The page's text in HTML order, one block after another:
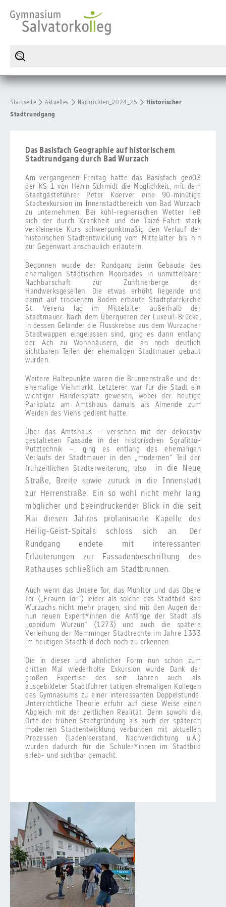
Startseite Aktuelles Nachrichten_2024_25
Historischer
Stadtrundgang
Das Basisfach Geographie auf historischem
Stadtrundgang durch Bad Wurzach
Am vergangenen Freitag hatte das Basisfach geo03
der KS 1 von Herrn Schmidt die Möglichkeit, mit dem
Stadtgästeführer Peter Koerver eine 90-minütige
Stadtexkursion im Innenstadtbereich von Bad Wurzach
zu unternehmen. Bei kühl-regnerischen Wetter ließ
sich der durch Krankheit und die Taizé-Fahrt stark
verkleinerte Kurs schwerpunktmäßig den Verlauf der
historischen Stadtentwicklung vom Mittelalter bis hin
zur Gegenwart anschaulich erläutern.
Begonnen wurde der Rundgang beim Gebäude des
ehemaligen Städtischen Moorbades in unmittelbarer
Nachbarschaft zur Zunftherberge der
Handwerksgesellen. Die etwas erhöht liegende und
damit auf trockenem Boden erbaute Stadtpfarrkirche
St. Verena lag im Mittelalter außerhalb der
Stadtmauer. Nach dem Überqueren der Luxeuil-Brücke,
in dessen Geländer die Flusskrebse aus dem Wurzacher
Stadtwappen eingelassen sind, ging es dann entlang
der Ach zu Wohnhäusern, die an noch deutlich
sichtbaren Teilen der ehemaligen Stadtmauer gebaut
wurden.
Weitere Haltepunkte waren die Brunnenstraße und der
ehemalige Viehmarkt. Letzterer war für die Stadt ein
wichtiger Handelsplatz gewesen, wobei der heutige
Parkplatz am Amtshaus damals als Almende zum
Weiden des Viehs gedient hatte.
Über das Amtshaus – versehen mit der dekorativ
gestalteten Fassade in der historischen Sgrafitto-
Putztechnik –, ging es entlang des ehemaligen
Verlaufs der Stadtmauer in den „modernen“ Teil der
frühzeitlichen Stadterweiterung, also in die Neue
Straße, Breite sowie zurück in die Innenstadt
zur Herrenstraße. Ein so wohl nicht mehr lang
möglicher und beeindruckender Blick in die seit
Mai diesen Jahres profanisierte Kapelle des
Heilig-Geist-Spitals schloss sich an. Der
Rundgang endete mit interessanten
Erläuterungen zur Fassadenbeschriftung des
Rathauses schließlich am Stadtbrunnen.
Auch wenn das Untere Tor, das Mühltor und das Obere
Tor („Frauen Tor“) leider als solche das Stadtbild Bad
Wurzachs nicht mehr prägen, sind mit den Augen der
nun neuen Expert*innen die Anfänge der Stadt als
„oppidum Wurzun“ (1273) und auch die spätere
Verleihung der Memminger Stadtrechte im Jahre 1333
im heutigen Stadtbild doch noch zu erkennen.
Die in dieser und ähnlicher Form nun schon zum
dritten Mal wiederholte Exkursion wurde Dank der
großen Expertise des seit Jahren auch als
ausgebildeter Stadtführer tätigen ehemaligen Kollegen
des Gymnasiums zu einer interessanten Doppelstunde.
Unterrichtliche Theorie erfuhr auf diese Weise einen
Abgleich mit der zeitlichen Realität. Denn sowohl die
Orte der frühen Stadtgründung als auch der späteren
modernen Stadtentwicklung verbunden mit aktuellen
Prozessen (Ladenleerstand, Nachverdichtung u.Ä.)
wurden dadurch für die Schüler*innen im Stadtbild
erleb- und sichtbar gemacht.